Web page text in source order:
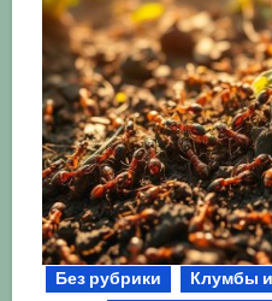
Без рубрики
Клумбы